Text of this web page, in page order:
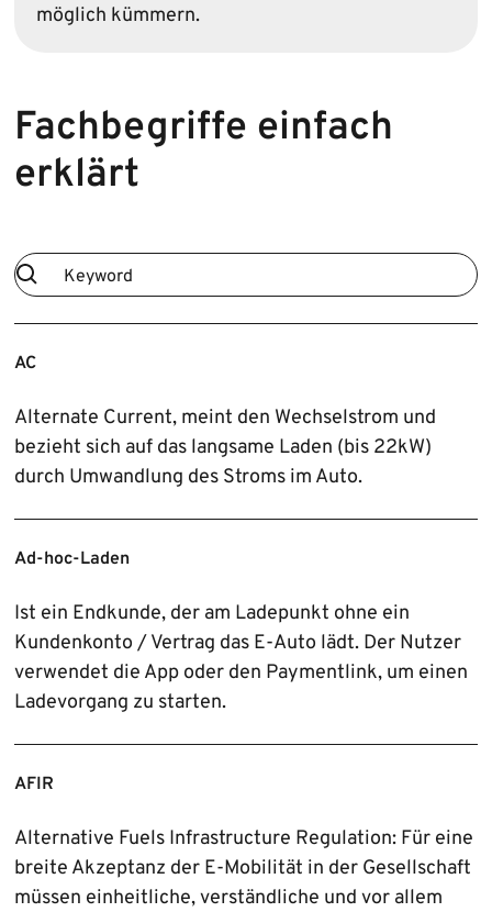
möglich kümmern.
Fachbegriffe einfach
erklärt
AC
Alternate Current, meint den Wechselstrom und
bezieht sich auf das langsame Laden (bis 22kW)
durch Umwandlung des Stroms im Auto.
Ad‑hoc-Laden
Ist ein Endkunde, der am Ladepunkt ohne ein
Kundenkonto / Vertrag das E‑Auto lädt. Der Nutzer
verwendet die App oder den Paymentlink, um einen
Ladevorgang zu starten.
AFIR
Alternative Fuels Infrastructure Regulation: Für eine
breite Akzeptanz der E‑Mobilität in der Gesellschaft
müssen einheitliche, verständliche und vor allem